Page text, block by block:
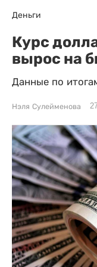
Деньги
Курс
вырос на
Данные по
Нэля Сулейменова